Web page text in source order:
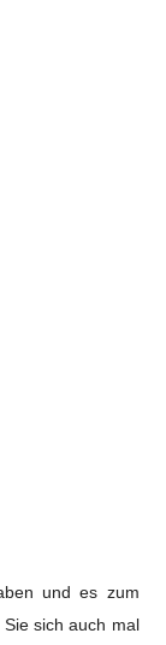
und es zum
sich auch mal